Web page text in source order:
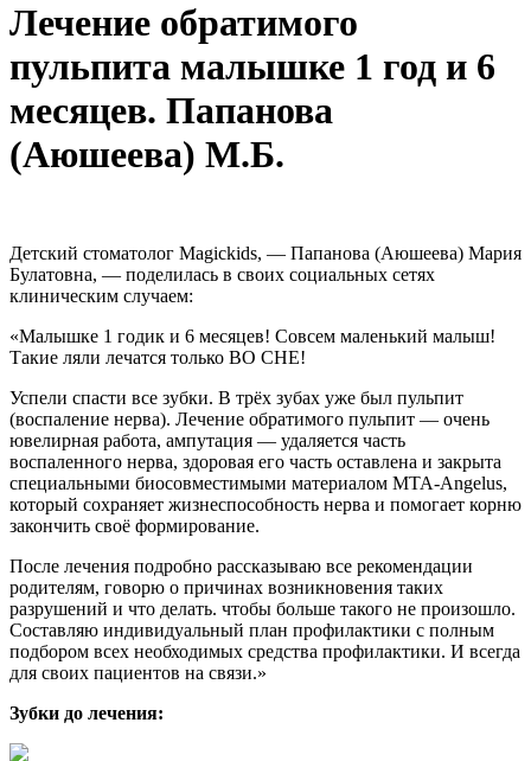
Лечение обратимого
пульпита малышке 1 год и 6
месяцев. Папанова
(Аюшеева) М.Б.
Детский стоматолог Magickids, — Папанова (Аюшеева) Мария
Булатовна, — поделилась в своих социальных сетях
клиническим случаем:
«Малышке 1 годик и 6 месяцев! Совсем маленький малыш!
Такие ляли лечатся только ВО СНЕ!
Успели спасти все зубки. В трёх зубах уже был пульпит
(воспаление нерва). Лечение обратимого пульпит — очень
ювелирная работа, ампутация — удаляется часть
воспаленного нерва, здоровая его часть оставлена и закрыта
специальными биосовместимыми материалом MTA-Angelus,
который сохраняет жизнеспособность нерва и помогает корню
закончить своё формирование.
После лечения подробно рассказываю все рекомендации
родителям, говорю о причинах возникновения таких
разрушений и что делать. чтобы больше такого не произошло.
Составляю индивидуальный план профилактики с полным
подбором всех необходимых средства профилактики. И всегда
для своих пациентов на связи.»
Зубки до лечения: